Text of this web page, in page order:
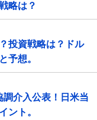
略は？
投資戦略は？ドル
予想。
調介入公表！日米当
ント。